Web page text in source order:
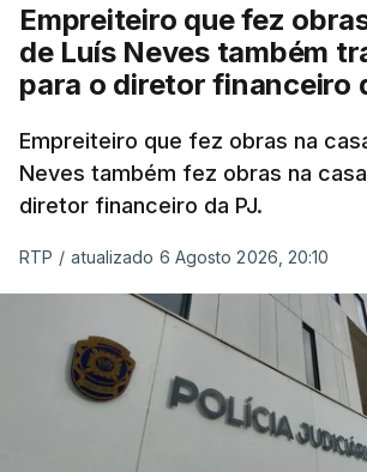
Empreiteiro que fez
de Luís Neves também
para o diretor financeiro
Empreiteiro que fez obras na
Neves também fez obras na
diretor financeiro da PJ.
RTP / atualizado 6 Agosto 2026, 20:10